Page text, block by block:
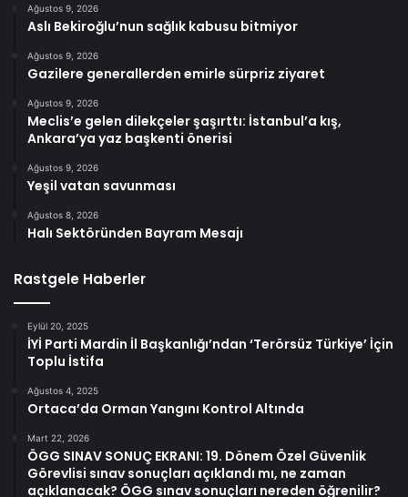
Ağustos 9, 2026
Aslı Bekiroğlu’nun sağlık kabusu bitmiyor
Ağustos 9, 2026
Gazilere generallerden emirle sürpriz ziyaret
Ağustos 9, 2026
Meclis’e gelen dilekçeler şaşırttı: İstanbul’a kış,
Ankara’ya yaz başkenti önerisi
Ağustos 9, 2026
Yeşil vatan savunması
Ağustos 8, 2026
Halı Sektöründen Bayram Mesajı
Rastgele Haberler
Eylül 20, 2025
İYİ Parti Mardin İl Başkanlığı’ndan ‘Terörsüz Türkiye’ İçin
Toplu İstifa
Ağustos 4, 2025
Ortaca’da Orman Yangını Kontrol Altında
Mart 22, 2026
ÖGG SINAV SONUÇ EKRANI: 19. Dönem Özel Güvenlik
Görevlisi sınav sonuçları açıklandı mı, ne zaman
açıklanacak? ÖGG sınav sonuçları nereden öğrenilir?